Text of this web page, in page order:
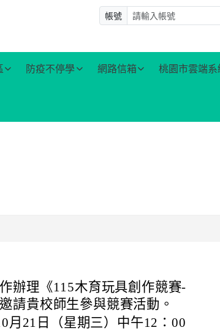
帳號
防疫不停學 網路信箱 桃園市雲端系
辦理《115木育玩具創作競賽-
請貴校師生參與競賽活動。
月21日（星期三）中午12：00